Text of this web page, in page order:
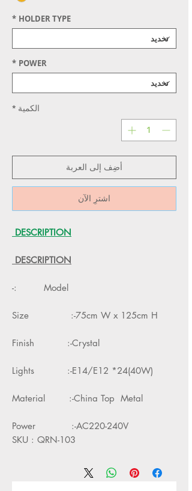
HOLDER TYPE
*
POWER
*
الكمية *
أضِف إلى العربة
اشترِ الآن
DESCRIPTION
DESCRIPTION
Model :-
Size :-75cm W x 125cm H
Finish :-Crystal
Lights :-E14/E12 *24(40W)
Material :-China Top Metal
Power :-AC220-240V
SKU : QRN-103